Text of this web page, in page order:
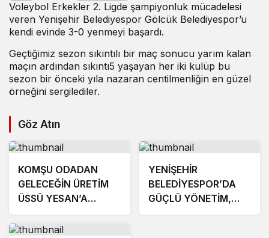
Voleybol Erkekler 2. Ligde şampiyonluk mücadelesi
veren Yenişehir Belediyespor Gölcük Belediyespor’u
kendi evinde 3-0 yenmeyi başardı.
Geçtiğimiz sezon sıkıntılı bir maç sonucu yarım kalan
maçın ardından sıkıntı5 yaşayan her iki kulüp bu
sezon bir önceki yıla nazaran centilmenliğin en güzel
örneğini sergilediler.
Göz Atın
KOMŞU ODADAN
GELECEĞİN ÜRETİM
ÜSSÜ YESAN’A
YENİŞEHİR
BELEDİYESPOR’DA
GÜÇLÜ YÖNETİM,